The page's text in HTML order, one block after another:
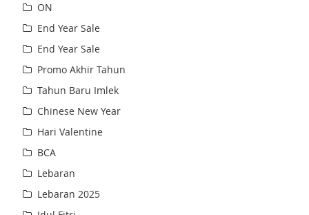
ON
End Year Sale
End Year Sale
Promo Akhir Tahun
Tahun Baru Imlek
Chinese New Year
Hari Valentine
BCA
Lebaran
Lebaran 2025